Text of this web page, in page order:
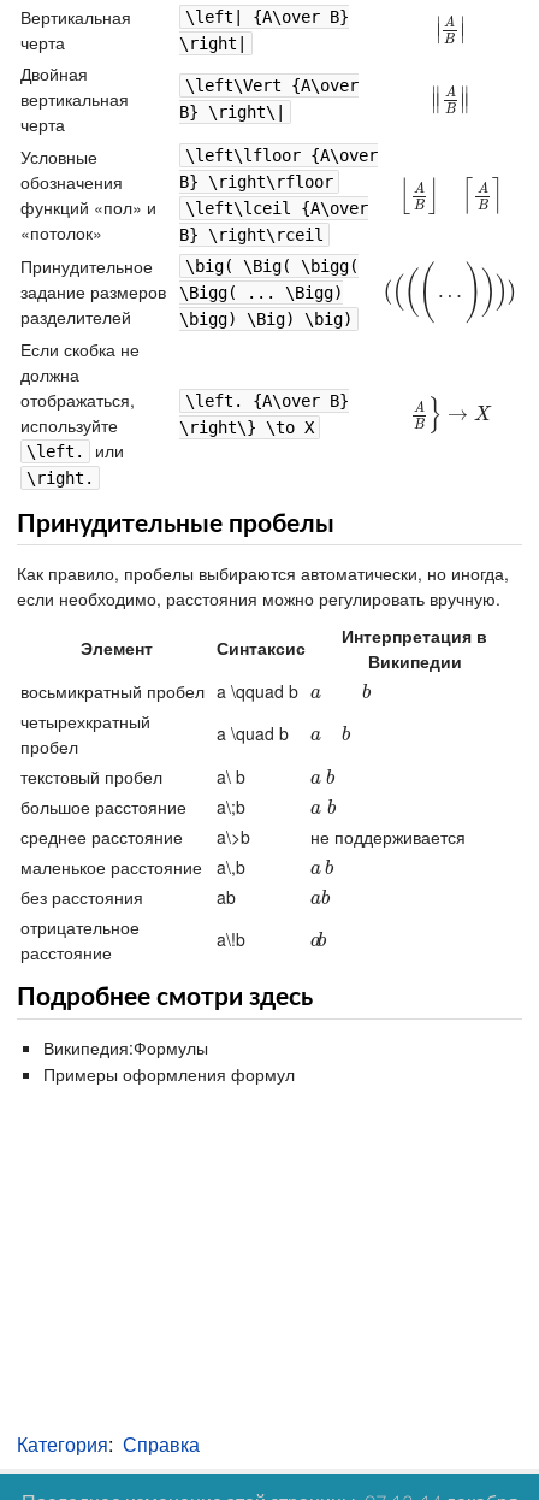
Вертикальная
черта
\left| {A\over B}
\right|
∣∣ A
B
∣∣
|AB |
Двойная
вертикальная
черта
\left\Vert {A\over
B} \right\|
∥
∥ A
B
∥
∥
‖ AB‖
Условные
обозначения
функций «пол» и
«потолок»
\left\lfloor {A\over
B} \right\rfloor
\left\lceil {A\over
B} \right\rceil
A
B
A
B
AB
Принудительное
задание размеров
разделителей
\big( \Big( \bigg(
\Bigg( ... \Bigg)
\bigg) \Big) \big)
( ((( … ))) )
(( ( …) ))
Если скобка не
должна
отображаться,
используйте
\left. или
\right.
\left. {A\over B}
\right\} \to X
A
B } → X
AB }→X
Принудительные пробелы
Как правило, пробелы выбираются автоматически, но иногда,
если необходимо, расстояния можно регулировать вручную.
Элемент Синтаксис
Интерпретация в
Википедии
восьмикратный пробел a \qquad b a b
ab
четырехкратный
пробел
a \quad b a b
ab
текстовый пробел
a\ b a b
a b
большое расстояние
a\;b a b
ab
среднее расстояние
a\>b
не поддерживается
маленькое расстояние a\,b ab
ab
без расстояния
ab ab
ab
отрицательное
расстояние
a\!b ab
ab
Подробнее смотри здесь
Википедия:Формулы
Примеры оформления формул
Категория: Справка